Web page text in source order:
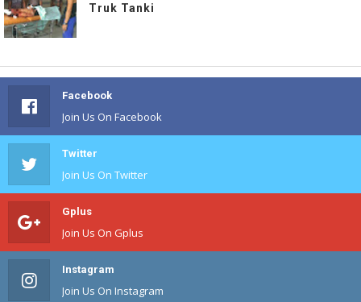
Truk Tanki
Facebook
Join Us On Facebook
Twitter
Join Us On Twitter
Gplus
Join Us On Gplus
Instagram
Join Us On Instagram